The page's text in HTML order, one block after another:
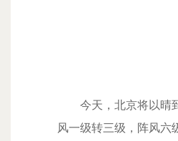
今天，北京将以晴到
风一级转三级，阵风